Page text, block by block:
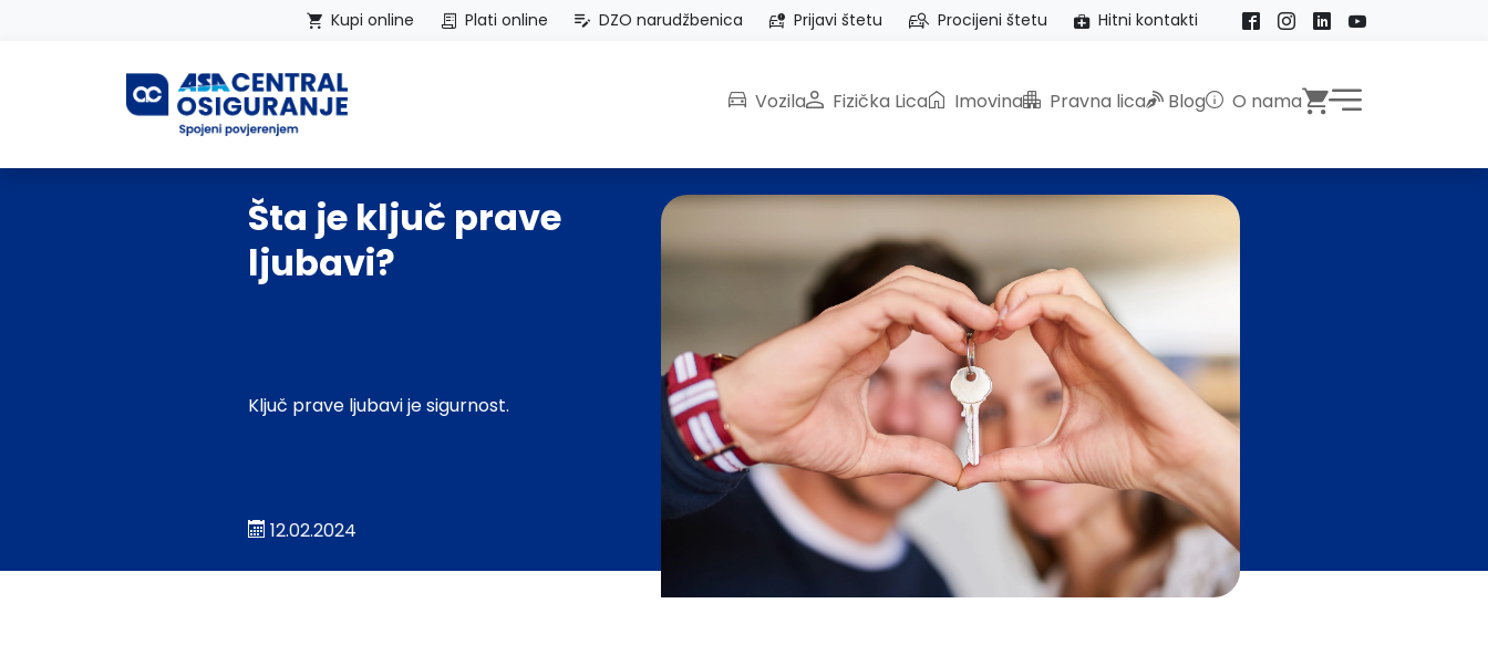
Kupi online Plati online DZO narudžbenica Prijavi štetu Procijeni štetu Hitni kontakti Facebook
Instagram
LinkedInYouTube
Početna
Vozila Fizička Lica Imovina Pravna lica Blog O nama Webshop
Šta je ključ prave
ljubavi?
Ključ prave ljubavi je sigurnost.
12.02.2024